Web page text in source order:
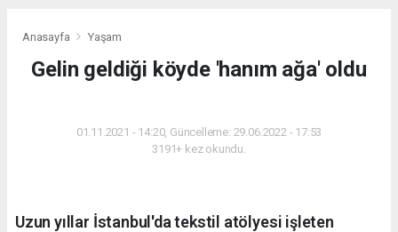
Anasayfa Yaşam
Gelin geldiği köyde 'hanım ağa' oldu
01.11.2021 - 14:20, Güncelleme: 29.06.2022 - 17:53
3191+ kez okundu.
Uzun yıllar İstanbul'da tekstil atölyesi işleten